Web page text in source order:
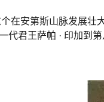
在安第斯山脉发展壮
代君王萨帕 · 印加到